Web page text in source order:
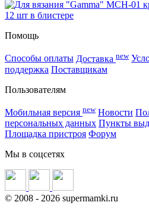
Помощь
Способы оплаты Доставка new
поддержка Поставщикам
Пользователям
Мобильная версия new Новости
персональных данных Пункты
Площадка пристроя Форум
Мы в соцсетях
© 2008 - 2026 supermamki.ru